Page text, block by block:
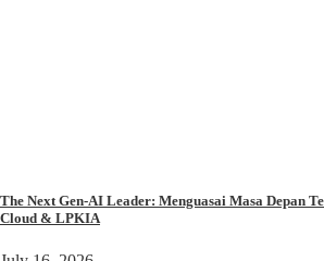
The Next Gen-AI Leader: Menguasai Masa Depan
Cloud & LPKIA